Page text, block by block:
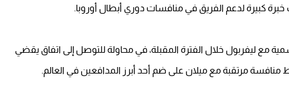
كبيرة لدعم الفريق في منافسات دوري أبطال أوروبا.
مع ليفربول خلال الفترة المقبلة، في محاولة للتوصل إلى اتفاق يقضي
منافسة مرتقبة مع ميلان على ضم أحد أبرز المدافعين في العالم.